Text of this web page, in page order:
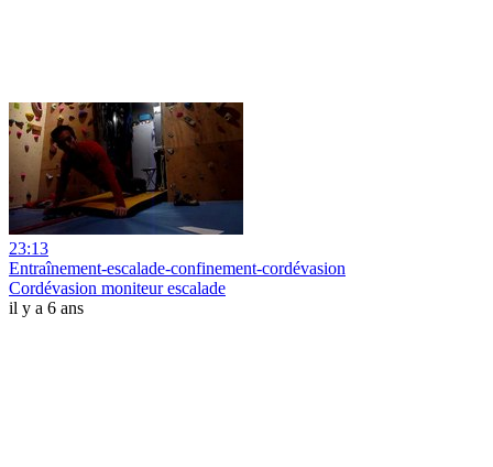
23:13
Entraînement-escalade-confinement-cordévasion
Cordévasion moniteur escalade
il y a 6 ans